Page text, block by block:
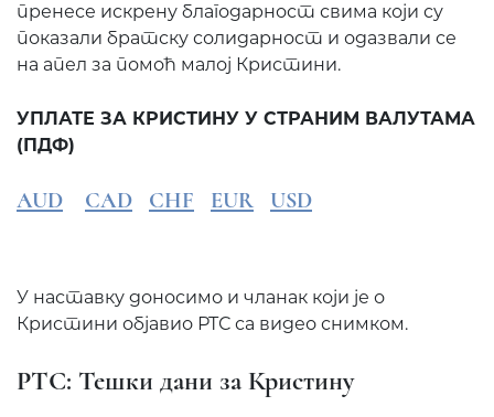
пренесе искрену благодарност свима који су
показали братску солидарност и одазвали се
на апел за помоћ малој Кристини.
УПЛАТЕ ЗА КРИСТИНУ У СТРАНИМ ВАЛУТАМА
(ПДФ)
AUD CAD CHF EUR USD
У наставку доносимо и чланак који је о
Кристини објавио РТС са видео снимком.
РТС: Тешки дани за Кристину